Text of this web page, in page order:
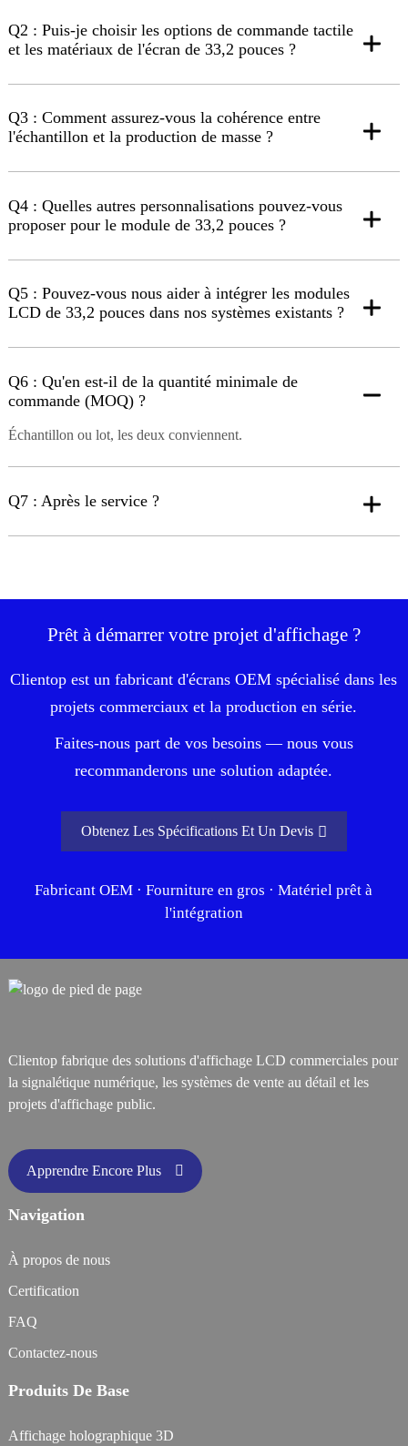
Q2 : Puis-je choisir les options de commande tactile
et les matériaux de l'écran de 33,2 pouces ?
Q3 : Comment assurez-vous la cohérence entre
l'échantillon et la production de masse ?
Q4 : Quelles autres personnalisations pouvez-vous
proposer pour le module de 33,2 pouces ?
Q5 : Pouvez-vous nous aider à intégrer les modules
LCD de 33,2 pouces dans nos systèmes existants ?
Q6 : Qu'en est-il de la quantité minimale de
commande (MOQ) ?
Échantillon ou lot, les deux conviennent.
Q7 : Après le service ?
Prêt à démarrer votre projet d'affichage ?
Clientop est un fabricant d'écrans OEM spécialisé dans les
projets commerciaux et la production en série.
Faites-nous part de vos besoins — nous vous
recommanderons une solution adaptée.
Obtenez Les Spécifications Et Un Devis
Fabricant OEM · Fourniture en gros · Matériel prêt à
l'intégration
Clientop fabrique des solutions d'affichage LCD commerciales pour
la signalétique numérique, les systèmes de vente au détail et les
projets d'affichage public.
Apprendre Encore Plus
Navigation
À propos de nous
Certification
FAQ
Contactez-nous
Produits De Base
Affichage holographique 3D